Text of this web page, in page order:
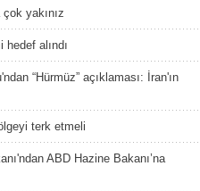
yakınız
alındı
“Hürmüz” açıklaması: İran'ın
terk etmeli
ABD Hazine Bakanı’na